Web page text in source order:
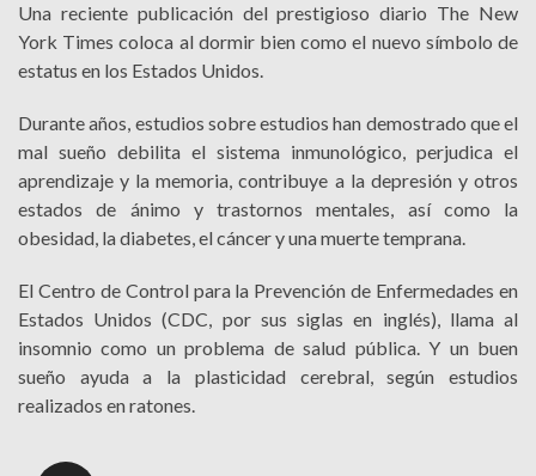
Una reciente publicación del prestigioso diario The New
York Times coloca al dormir bien como el nuevo símbolo de
estatus en los Estados Unidos.
Durante años, estudios sobre estudios han demostrado que el
mal sueño debilita el sistema inmunológico, perjudica el
aprendizaje y la memoria, contribuye a la depresión y otros
estados de ánimo y trastornos mentales, así como la
obesidad, la diabetes, el cáncer y una muerte temprana.
El Centro de Control para la Prevención de Enfermedades en
Estados Unidos (CDC, por sus siglas en inglés), llama al
insomnio como un problema de salud pública. Y un buen
sueño ayuda a la plasticidad cerebral, según estudios
realizados en ratones.